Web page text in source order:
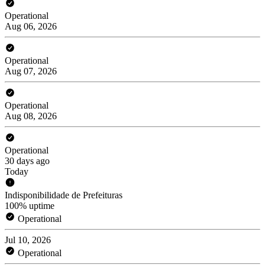
Operational
Aug 06, 2026
Operational
Aug 07, 2026
Operational
Aug 08, 2026
Operational
30 days ago
Today
Indisponibilidade de Prefeituras
100% uptime
Operational
Jul 10, 2026
Operational